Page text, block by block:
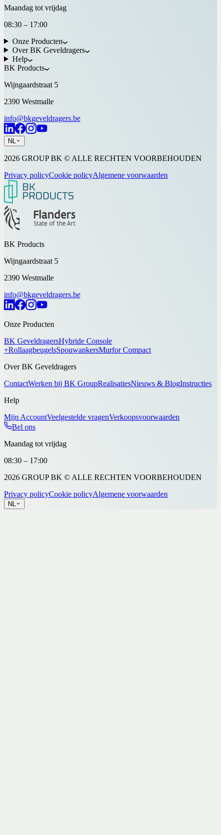
Maandag tot vrijdag
08:30 – 17:00
Onze Producten
Over BK Geveldragers
Help
BK Products
Wijngaardstraat 5
2390 Westmalle
info@bkgeveldragers.be
NL
2026 GROUP BK © ALLE RECHTEN VOORBEHOUDEN
Privacy policyCookie policyAlgemene voorwaarden
BK Products
Wijngaardstraat 5
2390 Westmalle
info@bkgeveldragers.be
Onze Producten
BK GeveldragersHybride Console
+RollaagbeugelsSpouwankersMurfor Compact
Over BK Geveldragers
ContactWerken bij BK GroupRealisatiesNieuws & BlogInstructies
Help
Mijn AccountVeelgestelde vragenVerkoopsvoorwaarden
Bel ons
Maandag tot vrijdag
08:30 – 17:00
2026 GROUP BK © ALLE RECHTEN VOORBEHOUDEN
Privacy policyCookie policyAlgemene voorwaarden
NL